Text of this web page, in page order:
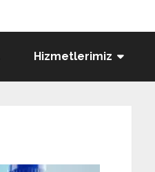
Hizmetlerimiz